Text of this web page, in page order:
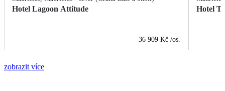
Hotel Lagoon Attitude
36 909 Kč /os.
Hotel
zobrazit více